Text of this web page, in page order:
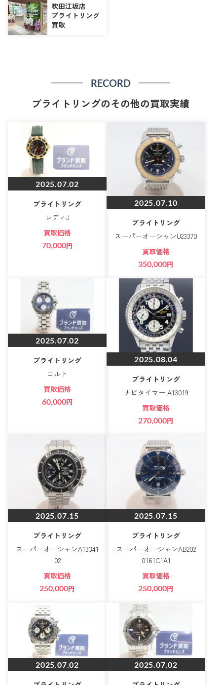
吹田江坂店
ブライトリング
買取
RECORD
ブライトリングのその他の買取実績
2025.07.02
ブライトリング
レディJ
買取価格
70,000円
2025.07.10
ブライトリング
スーパーオーシャンU23370
買取価格
350,000円
2025.07.02
ブライトリング
コルト
買取価格
60,000円
2025.08.04
ブライトリング
ナビタイマー A13019
買取価格
270,000円
2025.07.15
ブライトリング
スーパーオーシャンA13341
02
買取価格
250,000円
2025.07.15
ブライトリング
スーパーオーシャンAB202
0161C1A1
買取価格
250,000円
2025.07.02 2025.07.02